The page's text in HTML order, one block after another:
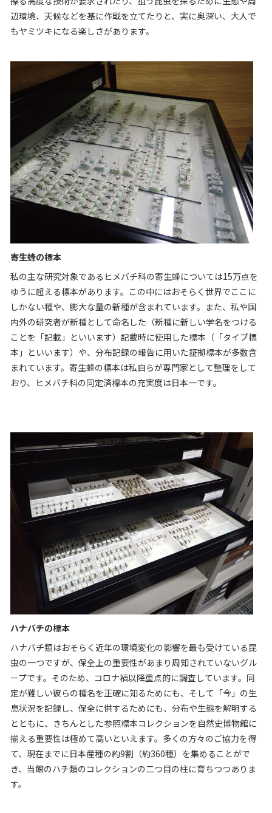
辺環境、天候などを基に作戦を立てたりと、実に奥深い、大人で
もヤミツキになる楽しさがあります。
寄生蜂の標本
私の主な研究対象であるヒメバチ科の寄生蜂については15万点を
ゆうに超える標本があります。この中にはおそらく世界でここに
しかない種や、膨大な量の新種が含まれています。また、私や国
内外の研究者が新種として命名した（新種に新しい学名をつける
ことを「記載」といいます）記載時に使用した標本（「タイプ標
本」といいます）や、分布記録の報告に用いた証拠標本が多数含
まれています。寄生蜂の標本は私自らが専門家として整理をして
おり、ヒメバチ科の同定済標本の充実度は日本一です。
ハナバチの標本
ハナバチ類はおそらく近年の環境変化の影響を最も受けている昆
虫の一つですが、保全上の重要性があまり周知されていないグル
ープです。そのため、コロナ禍以降重点的に調査しています。同
定が難しい彼らの種名を正確に知るためにも、そして「今」の生
息状況を記録し、保全に供するためにも、分布や生態を解明する
とともに、きちんとした参照標本コレクションを自然史博物館に
揃える重要性は極めて高いといえます。多くの方々のご協力を得
て、現在までに日本産種の約9割（約360種）を集めることがで
き、当館のハチ類のコレクションの二つ目の柱に育ちつつありま
す。